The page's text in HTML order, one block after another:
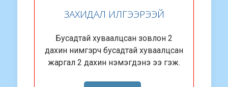
ЗАХИДАЛ ИЛГЭЭРЭЭЙ
Бусадтай хуваалцсан зовлон 2
дахин нимгэрч бусадтай хуваалцсан
жаргал 2 дахин нэмэгдэнэ ээ гэж.